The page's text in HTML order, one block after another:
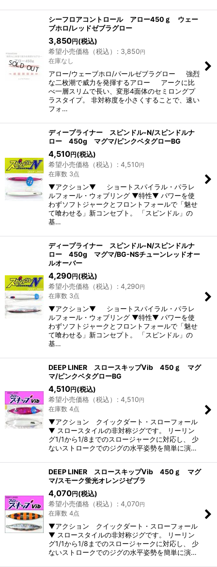
シーフロアコントロール アロー450ｇ ウェー
ブホロ/レッドゼブラグロー
3,850円(税込)
希望小売価格（税込）
: 3,850円
在庫なし
アロー/ウェーブホロ/パールゼブラグロー 強烈
な二枚潮で威力を発揮するアロー アークに比
べ一層スリムで長い、変形4面体のセミロングプ
ラスタイプ。 非対称度を小さくすることで、速い
フォ…
ディープライナー スピンドル-N/スピンドルナ
ロー 450g マグマ/ピンクベタグローBG
4,510円(税込)
希望小売価格（税込）
: 4,510円
在庫数 3点
▼アクション▼ ショートスパイラル・パラレ
ルフォール・ウォブリング ▼特性▼ パワーを使
わずソフトジャークとフロントフォールで「魅せ
て喰わせる」新コンセプト。 「スピンドル」の
基…
ディープライナー スピンドル-N/スピンドルナ
ロー 450g マグマ/BG-NSチューンレッドオー
ルオーバー
4,290円(税込)
希望小売価格（税込）
: 4,290円
在庫数 3点
▼アクション▼ ショートスパイラル・パラレ
ルフォール・ウォブリング ▼特性▼ パワーを使
わずソフトジャークとフロントフォールで「魅せ
て喰わせる」新コンセプト。 「スピンドル」の
基…
DEEP LINER スロースキップVib 450ｇ マグ
マ/ピンクベタグローBG
4,510円(税込)
希望小売価格（税込）
: 4,510円
在庫数 4点
▼アクション クイックダート・スローフォール
▼ スロースタイルの非対称ジグです。 リーリン
グ1/1から1/8までのスロージャークに対応し、 少
ないストロークでのジグの水平姿勢を簡単に演…
DEEP LINER スロースキップVib 450ｇ マグ
マ/スモーク蛍光オレンジゼブラ
4,070円(税込)
希望小売価格（税込）
: 4,070円
在庫数 4点
▼アクション クイックダート・スローフォール
▼ スロースタイルの非対称ジグです。 リーリン
グ1/1から1/8までのスロージャークに対応し、 少
ないストロークでのジグの水平姿勢を簡単に演…